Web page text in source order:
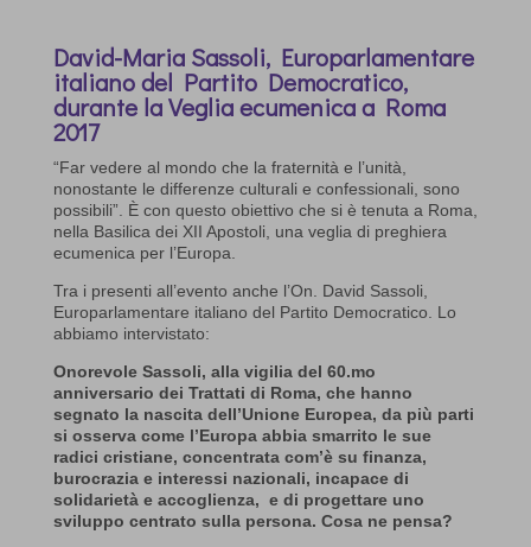
David-Maria Sassoli, Europarlamentare
italiano del Partito Democratico,
durante la Veglia ecumenica a Roma
2017
“Far vedere al mondo che la fraternità e l’unità,
nonostante le differenze culturali e confessionali, sono
possibili”. È con questo obiettivo che si è tenuta a Roma,
nella Basilica dei XII Apostoli, una veglia di preghiera
ecumenica per l’Europa.
Tra i presenti all’evento anche l’On. David Sassoli,
Europarlamentare italiano del Partito Democratico. Lo
abbiamo intervistato:
Onorevole Sassoli, alla vigilia del 60.mo
anniversario dei Trattati di Roma, che hanno
segnato la nascita dell’Unione Europea, da più parti
si osserva come l’Europa abbia smarrito le sue
radici cristiane, concentrata com’è su finanza,
burocrazia e interessi nazionali, incapace di
solidarietà e accoglienza, e di progettare uno
sviluppo centrato sulla persona. Cosa ne pensa?